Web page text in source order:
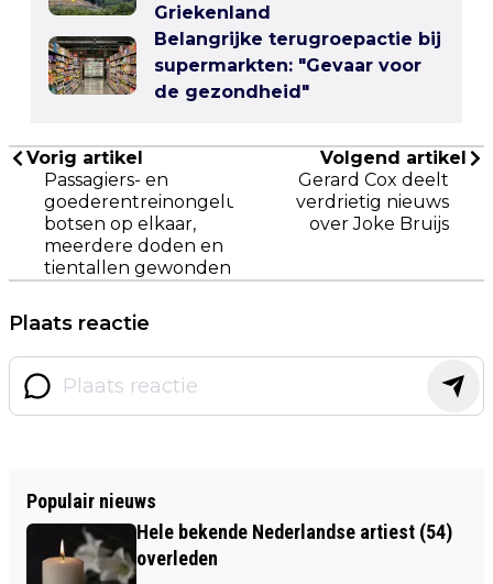
Griekenland
Belangrijke terugroepactie bij
supermarkten: "Gevaar voor
de gezondheid"
Vorig artikel
Passagiers- en
goederentreinongeluk
botsen op elkaar,
meerdere doden en
tientallen gewonden
Volgend artikel
Gerard Cox deelt
verdrietig nieuws
over Joke Bruijs
Plaats reactie
Populair nieuws
Hele bekende Nederlandse artiest (54)
overleden